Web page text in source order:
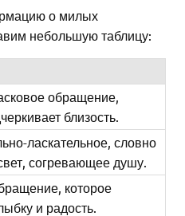
о милых
небольшую таблицу:
обращение,
близость.
ласкательное, словно
согревающее душу.
которое
и радость.